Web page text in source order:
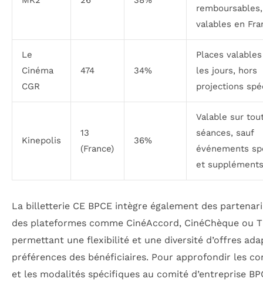
remboursables,
valables en
Le
Cinéma
CGR
474 34%
Places
les jours, hors
projections
Kinepolis
13
(France)
36%
Valable sur
séances, sauf
événements
et
La billetterie CE BPCE intègre également des
des plateformes comme CinéAccord, CinéChèque ou
permettant une flexibilité et une diversité d’offres
préférences des bénéficiaires. Pour approfondir les
et les modalités spécifiques au comité d’entreprise